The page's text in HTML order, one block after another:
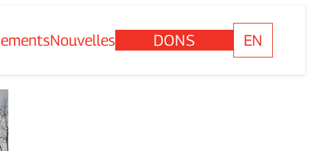
Nouvelles DONS EN